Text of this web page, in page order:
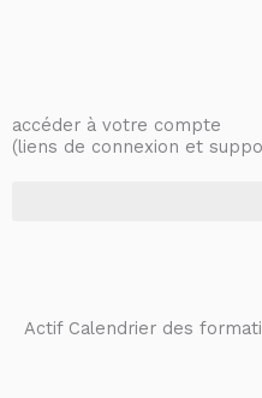
accéder à votre compte
(liens de connexion et
Actif Calendrier des